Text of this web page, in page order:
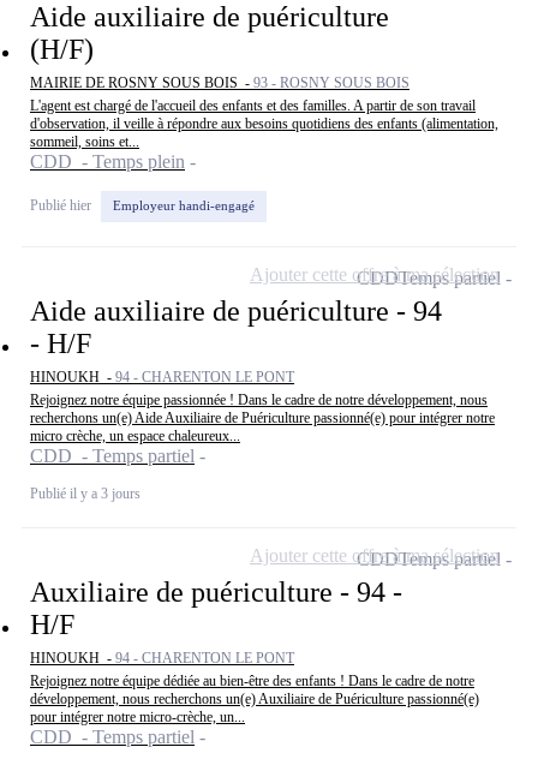
Aide auxiliaire de puériculture
(H/F)
MAIRIE DE ROSNY SOUS BOIS - 93 - ROSNY SOUS BOIS
L'agent est chargé de l'accueil des enfants et des familles. A partir de son travail
d'observation, il veille à répondre aux besoins quotidiens des enfants (alimentation,
sommeil, soins et...
CDD - Temps plein
Publié hier Employeur handi-engagé
Aide auxiliaire de puériculture - 94
- H/F
HINOUKH - 94 - CHARENTON LE PONT
Rejoignez notre équipe passionnée ! Dans le cadre de notre développement, nous
recherchons un(e) Aide Auxiliaire de Puériculture passionné(e) pour intégrer notre
micro crèche, un espace chaleureux...
CDD - Temps partiel
Publié il y a 3 jours
CDDTemps partiel
Ajouter cette offre à ma sélection
Auxiliaire de puériculture - 94 -
H/F
HINOUKH - 94 - CHARENTON LE PONT
Rejoignez notre équipe dédiée au bien-être des enfants ! Dans le cadre de notre
développement, nous recherchons un(e) Auxiliaire de Puériculture passionné(e)
pour intégrer notre micro-crèche, un...
CDD - Temps partiel
CDDTemps partiel
Ajouter cette offre à ma sélection